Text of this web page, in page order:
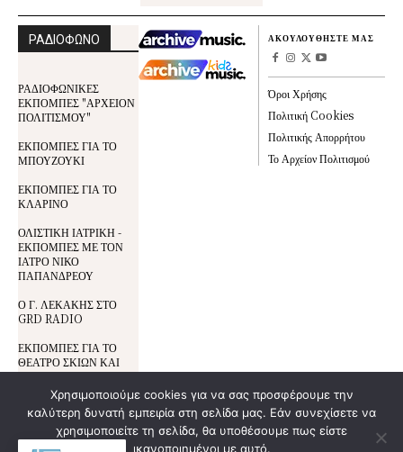
ΡΑΔΙΟΦΩΝΟ
ΡΑΔΙΟΦΩΝΙΚΕΣ
ΕΚΠΟΜΠΕΣ "ΑΡΧΕΙΟΝ
ΠΟΛΙΤΙΣΜΟΥ"
ΕΚΠΟΜΠΕΣ ΓΙΑ ΤΟ
ΜΠΟΥΖΟΥΚΙ
ΕΚΠΟΜΠΕΣ ΓΙΑ ΤΟ
ΚΛΑΡΙΝΟ
ΟΛΙΣΤΙΚΗ ΙΑΤΡΙΚΗ -
ΕΚΠΟΜΠΕΣ ΜΕ ΤΟΝ
ΙΑΤΡΟ ΝΙΚΟ
ΠΑΠΑΝΔΡΕΟΥ
Ο Γ. ΛΕΚΑΚΗΣ ΣΤΟ
GRD RADIO
ΕΚΠΟΜΠΕΣ ΓΙΑ ΤΟ
ΘΕΑΤΡΟ ΣΚΙΩΝ ΚΑΙ
ΤΟΝ ΚΑΡΑΓΚΙΟΖΗ
ΑΚΟΥΛΟΥΘΗΣΤΕ ΜΑΣ
Όροι Χρήσης
Πολιτική Cookies
Πολιτικής Απορρήτου
Το Αρχείον Πολιτισμού
© All Rights Reserved | Development By
DoSmart.gr| Supported By
Wideview
Όροι Χρήσης
Προστασία Δεδομένων
Χρησιμοποιούμε cookies για να σας προσφέρουμε την
καλύτερη δυνατή εμπειρία στη σελίδα μας. Εάν συνεχίσετε να
χρησιμοποιείτε τη σελίδα, θα υποθέσουμε πως είστε
ικανοποιημένοι με αυτό.